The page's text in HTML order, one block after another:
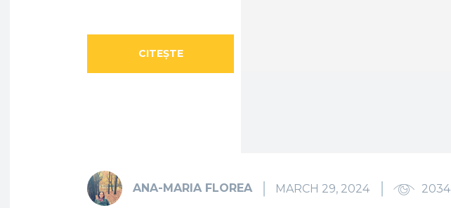
CITEȘTE
ANA-MARIA FLOREA MARCH 29, 2024 2034